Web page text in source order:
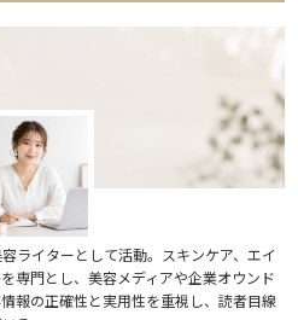
ライターとして活動。スキンケア、エイ
専門とし、美容メディアや企業オウンド
報の正確性と実用性を重視し、読者目線